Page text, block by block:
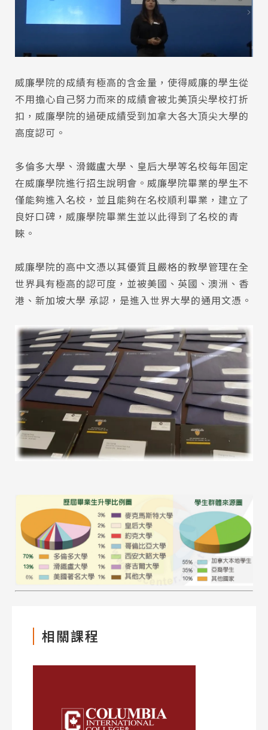
熱門搜尋：
護理 加拿大RO
SEC 知識庫
威廉學院的成績有極高的含金量，使得威廉的學生從
不用擔心自己努力而來的成績會被北美頂尖學校打折
扣，威廉學院的過硬成績受到加拿大各大頂尖大學的
高度認可。
多倫多大學、滑鐵盧大學、皇后大學等名校每年固定
在威廉學院進行招生說明會。威廉學院畢業的學生不
僅能夠進入名校，並且能夠在名校順利畢業，建立了
良好口碑，威廉學院畢業生並以此得到了名校的青
睞。
威廉學院的高中文憑以其優質且嚴格的教學管理在全
世界具有極高的認可度，並被美國、英國、澳洲、香
港、新加坡大學 承認，是進入世界大學的通用文憑。
相關課程